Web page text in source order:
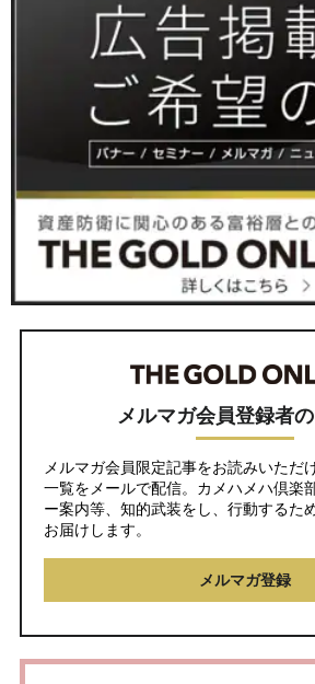
メルマガ会員登録者
メルマガ会員限定記事をお読みいただ
一覧をメールで配信。カメハメハ倶楽
ー案内等、知的武装をし、行動するた
お届けします。
メルマガ登録